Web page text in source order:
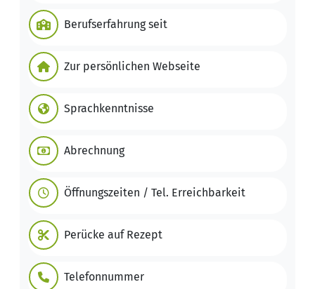
Berufserfahrung seit
Zur persönlichen Webseite
Sprachkenntnisse
Abrechnung
Öffnungszeiten / Tel. Erreichbarkeit
Perücke auf Rezept
Telefonnummer